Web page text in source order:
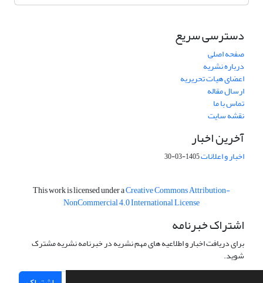
دسترسی سریع
صفحه اصلی
درباره نشریه
اعضای هیات تحریریه
ارسال مقاله
تماس با ما
نقشه سایت
آخرین اخبار
اخبار و اعلانات1405-03-30
This work is licensed under aCreative Commons Attribution-
NonCommercial 4.0 International License
اشتراک خبرنامه
برای دریافت اخبار و اطلاعیه های مهم نشریه در خبرنامه نشریه مشترک
شوید.